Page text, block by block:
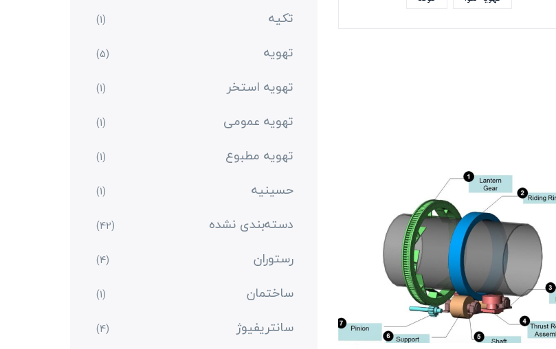
تکیه (1)
تهویه (5)
تهویه استخر (1)
تهویه عمومی (1)
تهویه مطبوع (1)
حسینیه (1)
دسته‌بندی نشده (42)
رستوران (4)
ساختمان (1)
سانتریفیوژ (4)